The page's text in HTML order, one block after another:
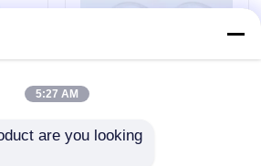
5:27 AM
are you looking